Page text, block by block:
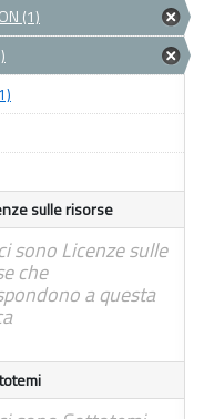
(1)
sulle risorse
sono Licenze sulle
che
a questa